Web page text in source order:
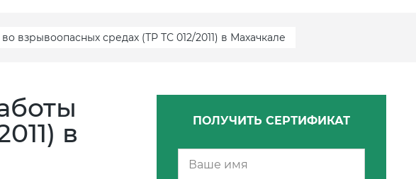
взрывоопасных средах (ТР ТС 012/2011) в Махачкале
в
ПОЛУЧИТЬ СЕРТИФИКАТ